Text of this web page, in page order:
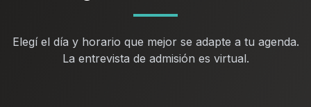
Elegí el día y horario que mejor se adapte a tu agenda.
La entrevista de admisión es virtual.